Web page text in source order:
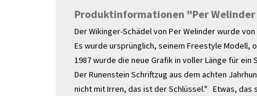
Produktinformationen "Per
Der Wikinger-Schädel von Per Welinder wurde von
Es wurde ursprünglich, seinem Freestyle Modell,
1987 wurde die neue Grafik in voller Länge für
Der Runenstein Schriftzug aus dem achten
nicht mit Irren, das ist der Schlüssel." Etwas, das